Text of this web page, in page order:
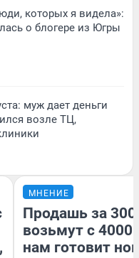
которых я видела»:
о блогере из Югры
муж дает деньги
возле ТЦ,
МНЕНИЕ
Продашь за
возьмут с
нам готовит